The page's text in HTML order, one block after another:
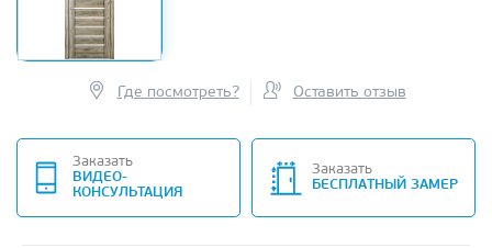
Где посмотреть? Оставить отзыв
Заказать
ВИДЕО-
КОНСУЛЬТАЦИЯ
Заказать
БЕСПЛАТНЫЙ ЗАМЕР